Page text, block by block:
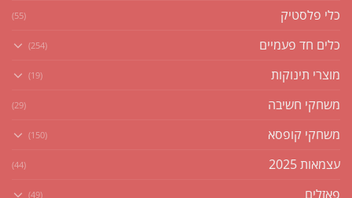
כלי פלסטיק (55)
כלים חד פעמיים (254)
מוצרי תינוקות (19)
משחקי חשיבה (29)
משחקי קופסא (150)
עצמאות 2025 (44)
פאזלים (49)